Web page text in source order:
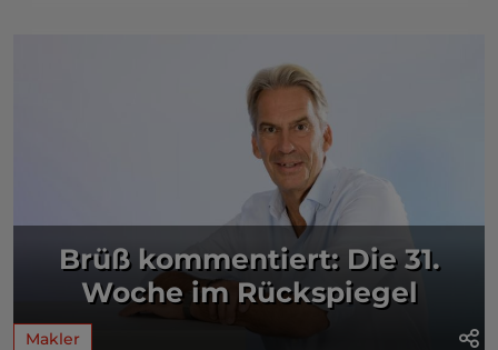
Brüß kommentiert: Die 31.
Woche im Rückspiegel
Makler